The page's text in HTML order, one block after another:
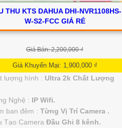
THU KTS DAHUA DHI-NVR1108HS-
W-S2-FCC GIÁ RẺ
Giá Bán: 2,200,000 ₫
Giá Khuyến Mại: 1,900,000 ₫
lượng hình : Ultra 2k Chất Lượng
Nghệ : IP Wifi.
ban đêm :Từng Vị Trí Camera .
Tạo CameraĐầu Ghi 8 kênh.